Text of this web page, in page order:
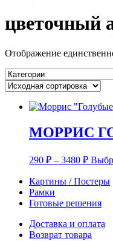
цветочный
Отображение
МОРРИС
290 ₽ – 3480 ₽
Картины / Постеры
Рамки
Готовые решения
Доставка и оплата
Возврат товара